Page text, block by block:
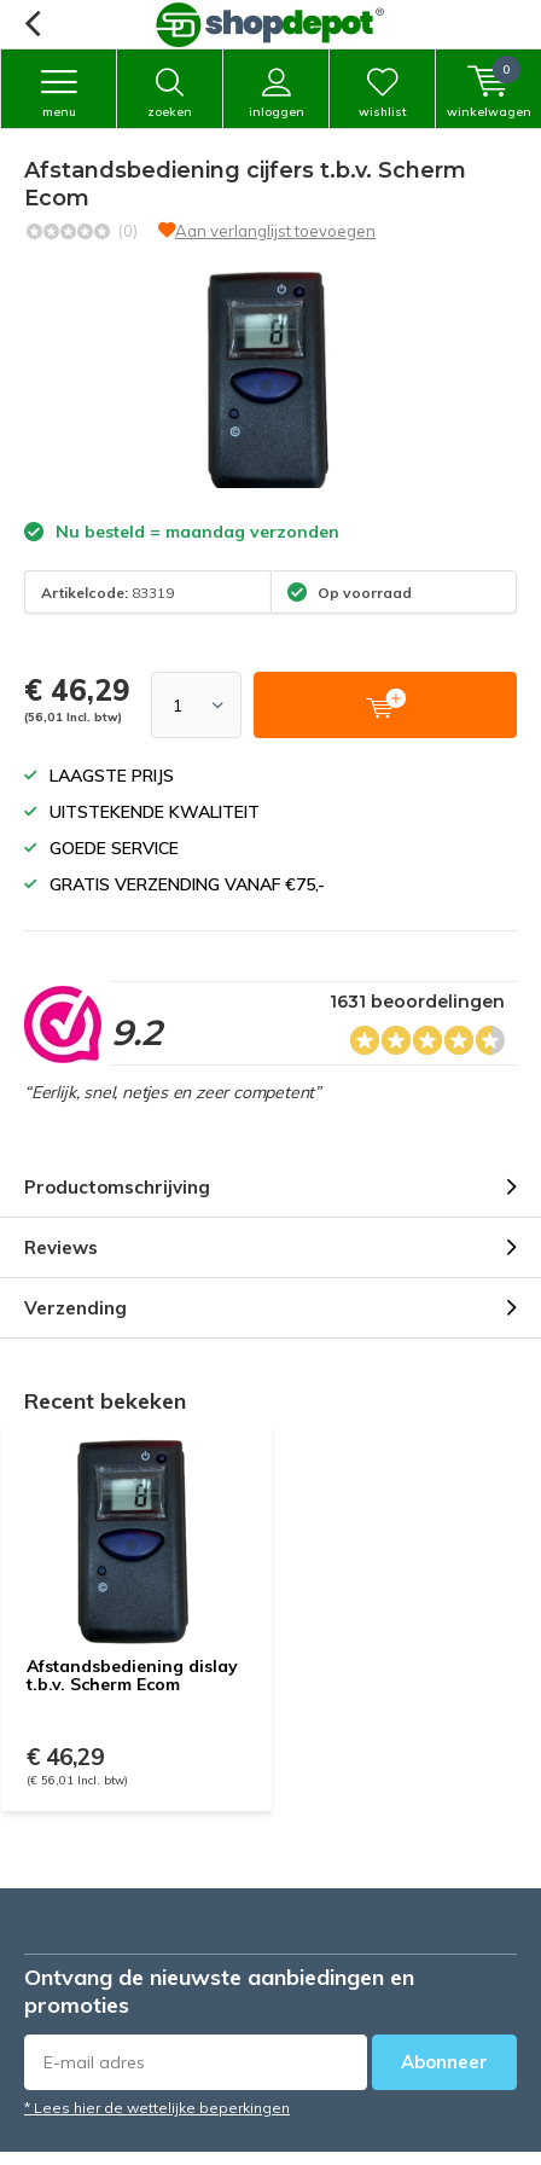
zoeken inloggen
menu wishlist winkelwagen
0
Afstandsbediening cijfers t.b.v. Scherm
Ecom
(0) Aan verlanglijst toevoegen
Nu besteld = maandag verzonden
Artikelcode: 83319 Op voorraad
€ 46,29
(56,01 Incl. btw)
LAAGSTE PRIJS
UITSTEKENDE KWALITEIT
GOEDE SERVICE
GRATIS VERZENDING VANAF €75,-
9.2
1631 beoordelingen
“Eerlijk, snel, netjes en zeer competent”
Productomschrijving
Reviews
Verzending
Recent bekeken
Afstandsbediening dislay
t.b.v. Scherm Ecom
€ 46,29
(€ 56,01 Incl. btw)
Ontvang de nieuwste aanbiedingen en
promoties
Abonneer
* Lees hier de wettelijke beperkingen